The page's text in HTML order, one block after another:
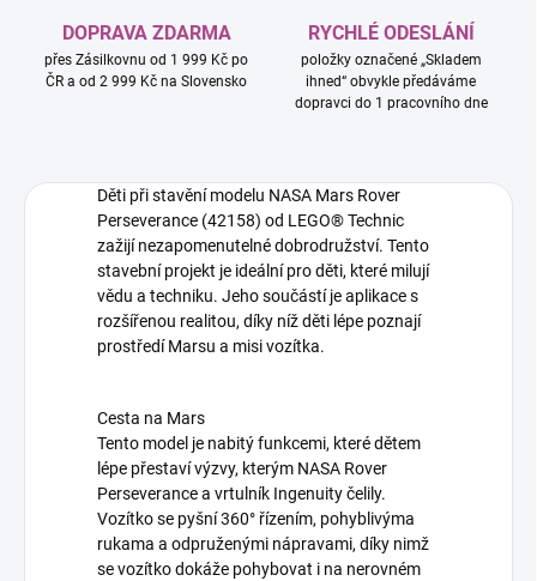
DOPRAVA ZDARMA
přes Zásilkovnu od 1 999 Kč po
ČR a od 2 999 Kč na Slovensko
RYCHLÉ ODESLÁNÍ
položky označené „Skladem
ihned“ obvykle předáváme
dopravci do 1 pracovního dne
Děti při stavění modelu NASA Mars Rover
Perseverance (42158) od LEGO® Technic
zažijí nezapomenutelné dobrodružství. Tento
stavební projekt je ideální pro děti, které milují
vědu a techniku. Jeho součástí je aplikace s
rozšířenou realitou, díky níž děti lépe poznají
prostředí Marsu a misi vozítka.
Cesta na Mars
Tento model je nabitý funkcemi, které dětem
lépe přestaví výzvy, kterým NASA Rover
Perseverance a vrtulník Ingenuity čelily.
Vozítko se pyšní 360° řízením, pohyblivýma
rukama a odpruženými nápravami, díky nimž
se vozítko dokáže pohybovat i na nerovném